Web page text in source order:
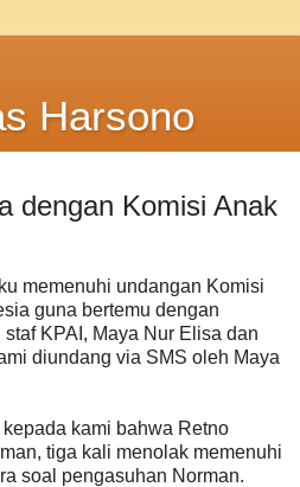
Harsono
dengan Komisi Anak
memenuhi undangan Komisi
guna bertemu dengan
KPAI, Maya Nur Elisa dan
diundang via SMS oleh Maya
kami bahwa Retno
tiga kali menolak memenuhi
soal pengasuhan Norman.